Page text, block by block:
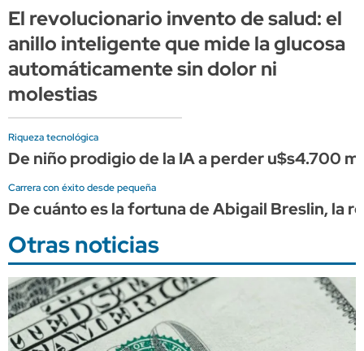
El revolucionario invento de salud: el
anillo inteligente que mide la glucosa
automáticamente sin dolor ni
molestias
Riqueza tecnológica
De niño prodigio de la IA a perder u$s4.700
Carrera con éxito desde pequeña
De cuánto es la fortuna de Abigail Breslin, la
Otras noticias